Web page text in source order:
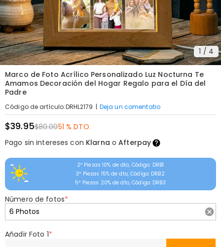
1 / 4
Marco de Foto Acrílico Personalizado Luz Nocturna Te
Amamos Decoración del Hogar Regalo para el Día del
Padre
Código de artículo:DRHL2179 | Deja un comentatio
$39.95$80.0051 % DTO
Pago sin intereses con Klarna oAfterpay
2ª Piezas 10% de dto, Código: DRB1
3ª Piezas 15% de dto, Código: DRB2
5ª Piezas 20% de dto, Código: DRB3
Número de fotos*
Añadir Foto 1*